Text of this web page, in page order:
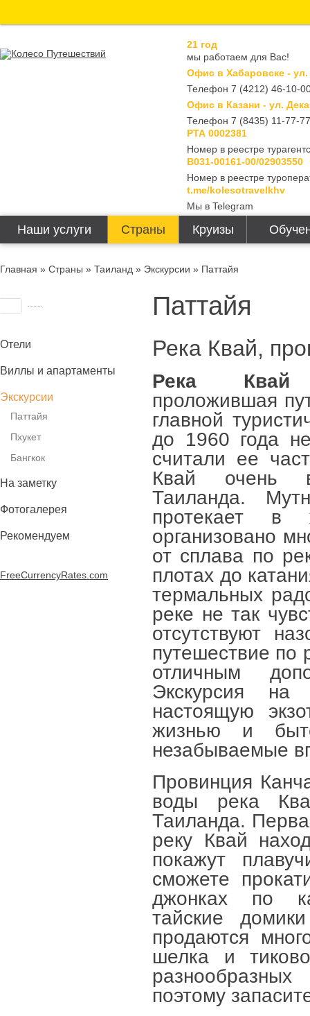
21 год
мы работаем для Вас!
Офис в Хабаровске - ул.
Телефон 7 (4212) 46-10-
Офис в Казани - ул.
Телефон 7 (8435) 11-77-77
РТА 0002381
Номер в реестре
В031-00161-00/02903550
Номер в реестре
t.me/kolesotravelkhv
Мы в Telegram
Наши услуги Страны Круизы
Главная » Страны » Таиланд » Экскурсии » Паттайя
Отели
Виллы и апартаменты
Экскурсии
Паттайя
Пхукет
Бангкок
На заметку
Фотогалерея
Рекомендуем
FreeCurrencyRates.com
Паттайя
Река Квай,
Река Квай
проложившая
главной
до 1960 года
считали ее
Квай очень
Таиланда.
протекает в
организовано
от сплава по
плотах до
термальных
реке не так
отсутствуют
путешествие по
отличным
Экскурсия на
настоящую
жизнью и
незабываемые
Провинция
воды река
Таиланда.
реку Квай
покажут
сможете
джонках по
тайские
продаются
шелка и
поэтому